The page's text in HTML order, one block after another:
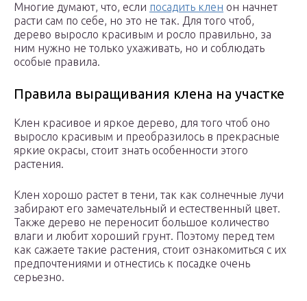
Многие думают, что, если посадить клен он начнет
расти сам по себе, но это не так. Для того чтоб,
дерево выросло красивым и росло правильно, за
ним нужно не только ухаживать, но и соблюдать
особые правила.
Правила выращивания клена на участке
Клен красивое и яркое дерево, для того чтоб оно
выросло красивым и преобразилось в прекрасные
яркие окрасы, стоит знать особенности этого
растения.
Клен хорошо растет в тени, так как солнечные лучи
забирают его замечательный и естественный цвет.
Также дерево не переносит большое количество
влаги и любит хороший грунт. Поэтому перед тем
как сажаете такие растения, стоит ознакомиться с их
предпочтениями и отнестись к посадке очень
серьезно.